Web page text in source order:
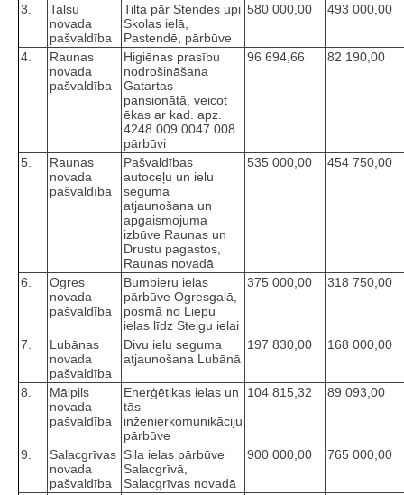
3.
Talsu
novada
pašvaldība
Tilta pār Stendes upi
Skolas ielā,
Pastendē, pārbūve
580 000,00 493 000,00
4.
Raunas
novada
pašvaldība
Higiēnas prasību
nodrošināšana
Gatartas
pansionātā, veicot
ēkas ar kad. apz.
4248 009 0047 008
pārbūvi
96 694,66 82 190,00
5.
Raunas
novada
pašvaldība
Pašvaldības
autoceļu un ielu
seguma
atjaunošana un
apgaismojuma
izbūve Raunas un
Drustu pagastos,
Raunas novadā
535 000,00 454 750,00
6.
Ogres
novada
pašvaldība
Bumbieru ielas
pārbūve Ogresgalā,
posmā no Liepu
ielas līdz Steigu ielai
375 000,00 318 750,00
7.
Lubānas
novada
pašvaldība
Divu ielu seguma
atjaunošana Lubānā
197 830,00 168 000,00
8.
Mālpils
novada
pašvaldība
Enerģētikas ielas un
tās
inženierkomunikāciju
pārbūve
104 815,32 89 093,00
9.
Salacgrīvas
novada
pašvaldība
Sila ielas pārbūve
Salacgrīvā,
Salacgrīvas novadā
900 000,00 765 000,00